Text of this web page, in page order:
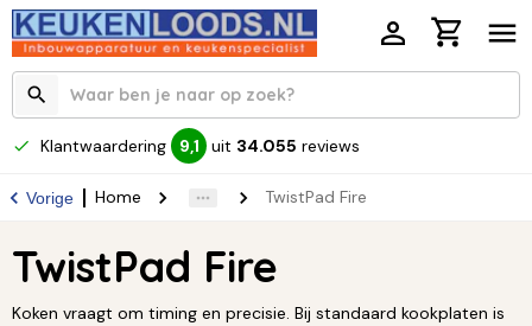
Klantwaardering 9,1 uit 34.055 reviews
Vorige Home TwistPad Fire
TwistPad Fire
Koken vraagt om timing en precisie. Bij standaard kookplaten is